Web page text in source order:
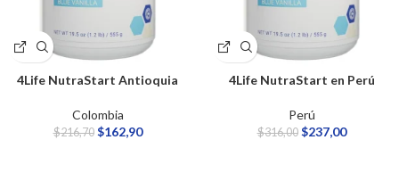
4Life NutraStart Antioquia
Colombia
$216,70 $162,90
4Life NutraStart en Perú
Perú
$316,00 $237,00